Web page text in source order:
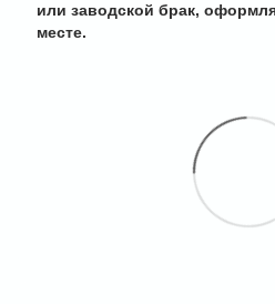
или заводской брак,
месте.